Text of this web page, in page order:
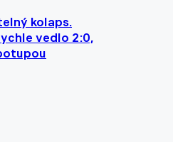
kolaps.
vedlo 2:0,